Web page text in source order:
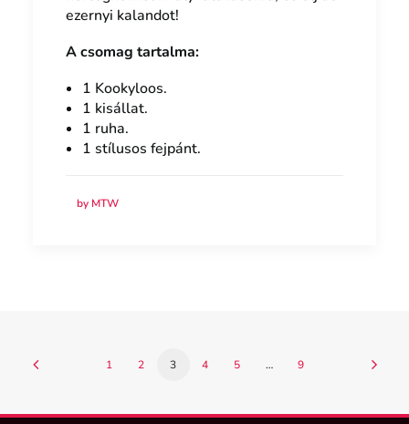
ezernyi kalandot!
A csomag tartalma:
1 Kookyloos.
1 kisállat.
1 ruha.
1 stílusos fejpánt.
by MTW
1 2 3 4 5 … 9